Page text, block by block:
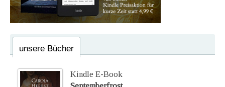
unsere Bücher
Kindle E-Book